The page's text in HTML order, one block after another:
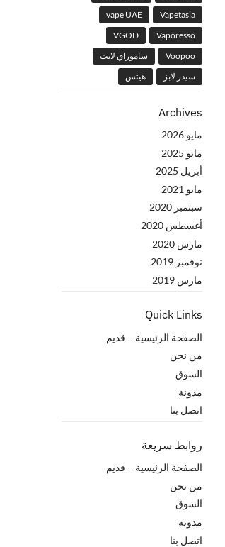
Vapetasia
vape UAE
Vaporesso
VGOD
Voopoo
ساموراي لايت
سيدر لابز
هيتس
Archives
مايو 2026
مايو 2025
أبريل 2025
مايو 2021
سبتمبر 2020
أغسطس 2020
مارس 2020
نوفمبر 2019
مارس 2019
Quick Links
الصفحة الرئيسية – قدیم
من نحن
السوق
مدونة
اتصل بنا
روابط سريعة
الصفحة الرئيسية – قدیم
من نحن
السوق
مدونة
اتصل بنا